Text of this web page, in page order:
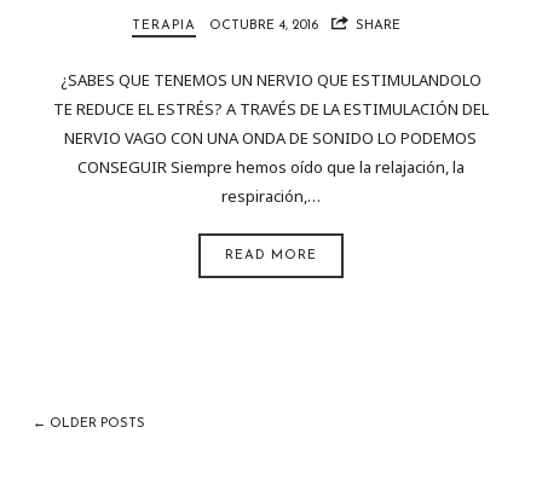
TERAPIA OCTUBRE 4, 2016 SHARE
¿SABES QUE TENEMOS UN NERVIO QUE ESTIMULANDOLO
TE REDUCE EL ESTRÉS? A TRAVÉS DE LA ESTIMULACIÓN DEL
NERVIO VAGO CON UNA ONDA DE SONIDO LO PODEMOS
CONSEGUIR Siempre hemos oído que la relajación, la
respiración,…
READ MORE
← OLDER POSTS